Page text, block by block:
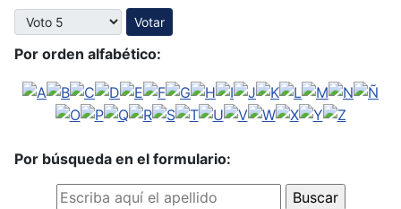
Por favor, vote
Por orden alfabético:
Por búsqueda en el formulario: